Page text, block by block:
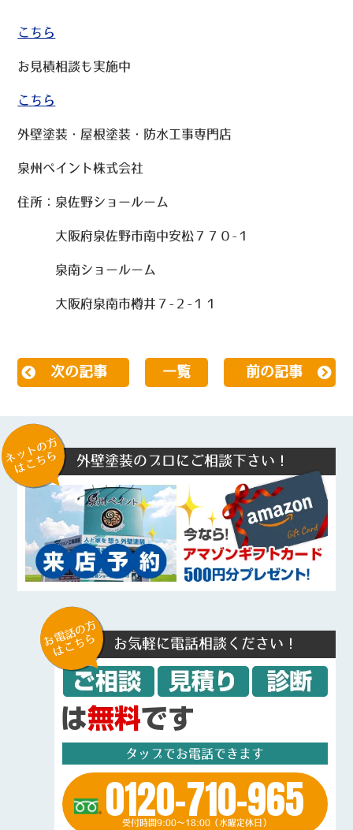
こちら
お見積相談も実施中
こちら
外壁塗装・屋根塗装・防水工事専門店
泉州ペイント株式会社
住所：泉佐野ショールーム
大阪府泉佐野市南中安松７７０-１
泉南ショールーム
大阪府泉南市樽井７-２-１１
次の記事 一覧 前の記事
ネットの方
はこちら 外壁塗装のプロにご相談下さい！
お電話の方
はこちら お気軽に電話相談ください！
タップでお電話できます
0120-710-965
受付時間9:00～18:00（水曜定休日）